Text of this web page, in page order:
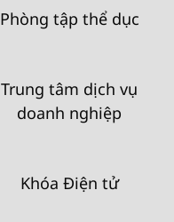
Phòng tập thể dục
Trung tâm dịch vụ
doanh nghiệp
Khóa Điện tử